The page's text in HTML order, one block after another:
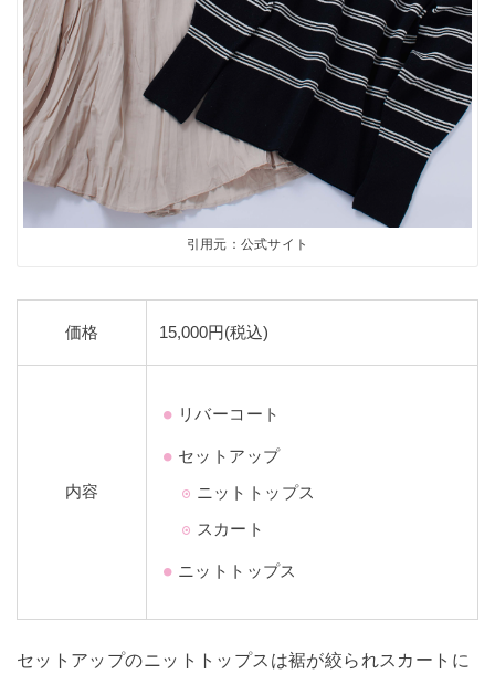
引用元：公式サイト
価格 15,000円(税込)
内容
リバーコート
セットアップ
ニットトップス
スカート
ニットトップス
セットアップのニットトップスは裾が絞られスカートに